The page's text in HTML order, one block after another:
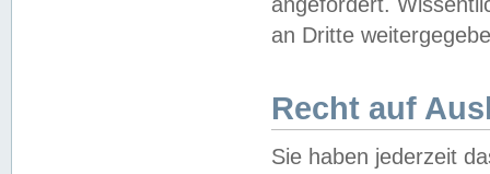
angefordert.
an Dritte
Recht auf
Sie haben jederzeit